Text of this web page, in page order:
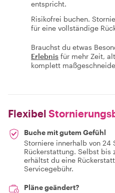
entspricht.
Risikofrei buchen.
für eine vollständige
Brauchst du etwas
Erlebnis für mehr Zeit,
komplett
Flexibel
Buche mit gutem Gefühl
Storniere innerhalb von 24
Rückerstattung. Selbst bis
erhältst du eine
Servicegebühr.
Pläne geändert?